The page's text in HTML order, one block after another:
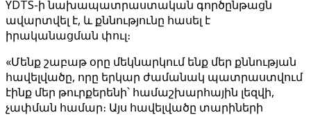
YDTS-ի նախապատրաստական ​​գործընթացն
ավարտվել է, և քննությունը հասել է
իրականացման փուլ։
«Մենք շաբաթ օրը մեկնարկում ենք մեր քննության
հավելվածը, որը երկար ժամանակ պատրաստվում
էինք մեր թուրքերենի՝ համաշխարհային լեզվի,
չափման համար։ Այս հավելվածը տարիների